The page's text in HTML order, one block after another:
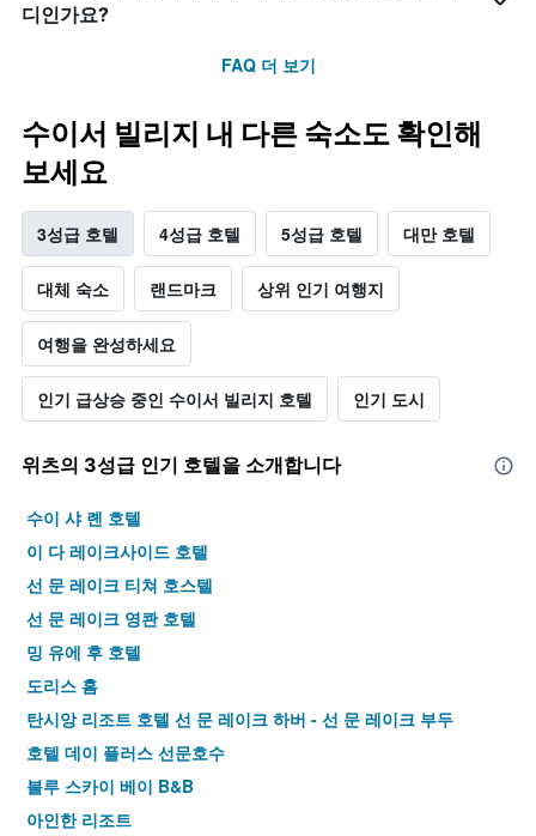
디인가요?
FAQ 더 보기
수이서 빌리지 내 다른 숙소도 확인해
보세요
3성급 호텔 4성급 호텔 5성급 호텔 대만 호텔
대체 숙소 랜드마크 상위 인기 여행지
여행을 완성하세요
인기 급상승 중인 수이서 빌리지 호텔 인기 도시
위츠​의 3​성급 인기 호텔을 소개합니다
수이 샤 롄 호텔
이 다 레이크사이드 호텔
선 문 레이크 티쳐 호스텔
선 문 레이크 영콴 호텔
밍 유에 후 호텔
도리스 홈
탄시앙 리조트 호텔 선 문 레이크 하버 - 선 문 레이크 부두
호텔 데이 플러스 선문호수
블루 스카이 베이 B&B
아인한 리조트